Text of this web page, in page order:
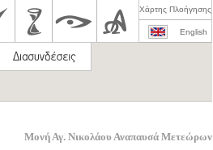
Χάρτης Πλοήγησης
English
Μονή Αγ. Νικολάου Αναπαυσά Μετεώρων